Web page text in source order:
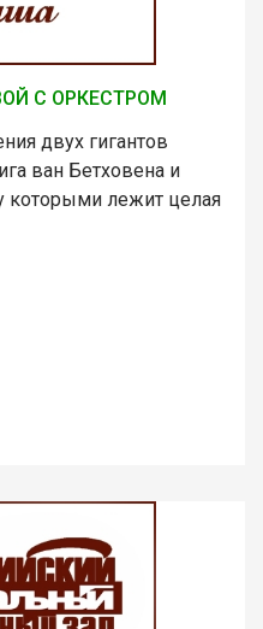
С ОРКЕСТРОМ
двух гигантов
ван Бетховена и
которыми лежит целая